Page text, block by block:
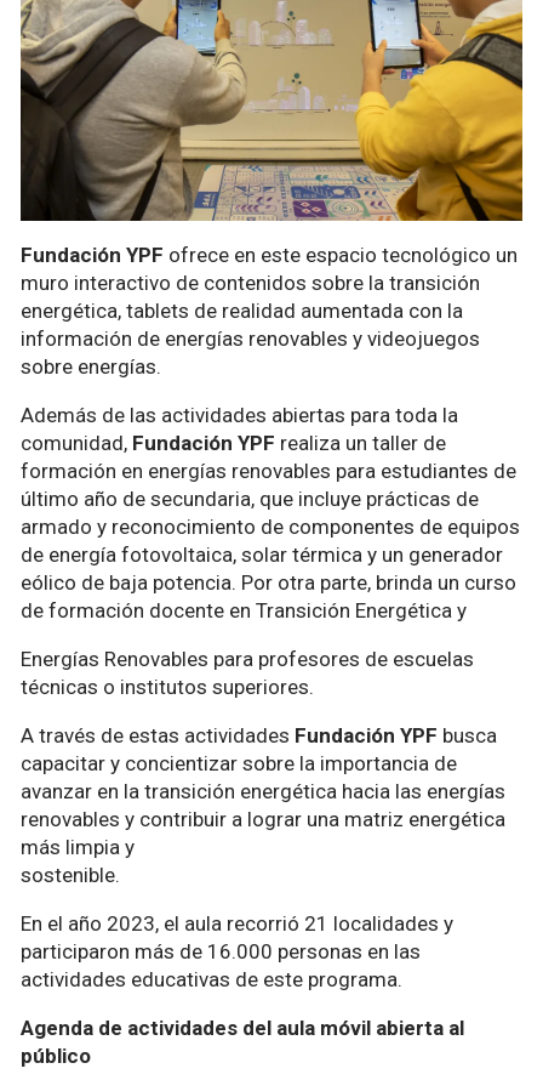
Fundación YPF ofrece en este espacio tecnológico un
muro interactivo de contenidos sobre la transición
energética, tablets de realidad aumentada con la
información de energías renovables y videojuegos
sobre energías.
Además de las actividades abiertas para toda la
comunidad, Fundación YPF realiza un taller de
formación en energías renovables para estudiantes de
último año de secundaria, que incluye prácticas de
armado y reconocimiento de componentes de equipos
de energía fotovoltaica, solar térmica y un generador
eólico de baja potencia. Por otra parte, brinda un curso
de formación docente en Transición Energética y
Energías Renovables para profesores de escuelas
técnicas o institutos superiores.
A través de estas actividades Fundación YPF busca
capacitar y concientizar sobre la importancia de
avanzar en la transición energética hacia las energías
renovables y contribuir a lograr una matriz energética
más limpia y
sostenible.
En el año 2023, el aula recorrió 21 localidades y
participaron más de 16.000 personas en las
actividades educativas de este programa.
Agenda de actividades del aula móvil abierta al
público